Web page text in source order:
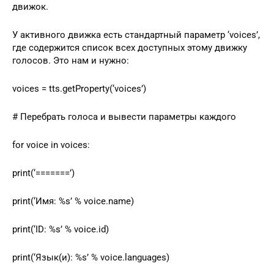
движок.
У активного движка есть стандартный параметр ‘voices’,
где содержится список всех доступных этому движку
голосов. Это нам и нужно:
voices = tts.getProperty(‘voices’)
# Перебрать голоса и вывести параметры каждого
for voice in voices:
print(‘=======’)
print(‘Имя: %s’ % voice.name)
print(‘ID: %s’ % voice.id)
print(‘Язык(и): %s’ % voice.languages)